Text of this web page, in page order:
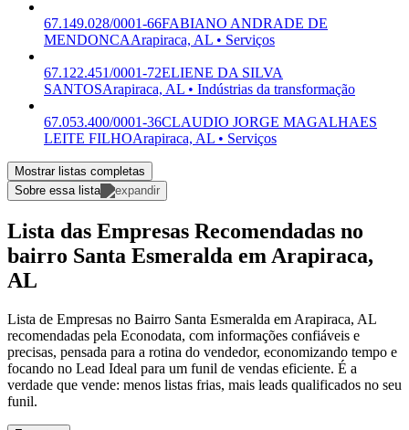
67.149.028/0001-66FABIANO ANDRADE DE
MENDONCAArapiraca, AL • Serviços
67.122.451/0001-72ELIENE DA SILVA
SANTOSArapiraca, AL • Indústrias da transformação
67.053.400/0001-36CLAUDIO JORGE MAGALHAES
LEITE FILHOArapiraca, AL • Serviços
Mostrar listas completas
Sobre essa lista
Lista das Empresas Recomendadas no
bairro Santa Esmeralda em Arapiraca,
AL
Lista de Empresas no Bairro Santa Esmeralda em Arapiraca, AL
recomendadas pela Econodata, com informações confiáveis e
precisas, pensada para a rotina do vendedor, economizando tempo e
focando no Lead Ideal para um funil de vendas eficiente. É a
verdade que vende: menos listas frias, mais leads qualificados no seu
funil.